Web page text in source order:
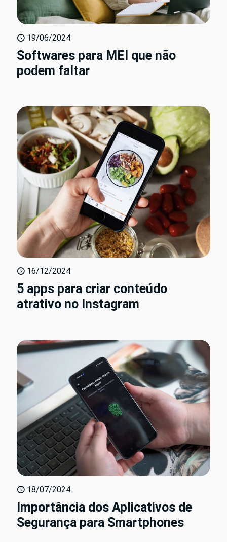
19/06/2024
Softwares para MEI que não
podem faltar
16/12/2024
5 apps para criar conteúdo
atrativo no Instagram
18/07/2024
Importância dos Aplicativos de
Segurança para Smartphones